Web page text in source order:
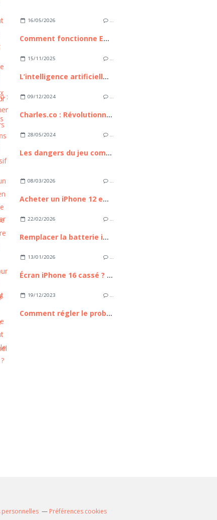
16/05/2026 …
Comment fonctionne Euronext et pourquoi cette place boursière compte pour les investisseurs européens
15/11/2025 …
L’intelligence artificielle : bilan, enjeux et perspectives
09/12/2024 …
Charles.co : Révolutionner les consultations médicales
28/05/2024 …
Les dangers du jeu compulsif en ligne
08/03/2026 …
Acheter un iPhone 12 en 2026 : est ce toujours une bonne affaire ?
22/02/2026 …
Remplacer la batterie iPhone 11 : Guide Complet pour Retrouver l'autonomie de votre appareil
13/01/2026 …
Écran iPhone 16 cassé ? Comment le remplacer sans passer par un professionnel
19/12/2023 …
Comment régler le problème de scintillement d'écran sur le Galaxy A54 ?
personnelles Préférences cookies